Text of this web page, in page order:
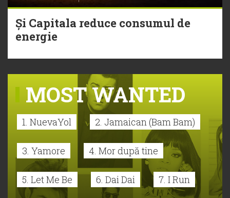
Și Capitala reduce consumul de
energie
MOST WANTED
1. NuevaYol 2. Jamaican (Bam Bam)
3. Yamore 4. Mor după tine
5. Let Me Be 6. Dai Dai 7. I Run